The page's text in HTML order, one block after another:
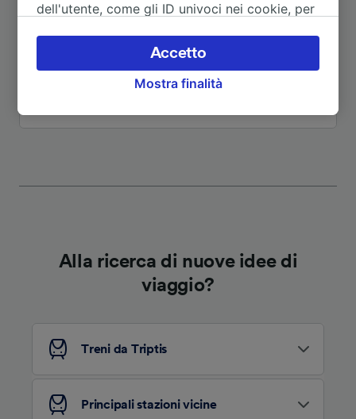
A Erfurt Hbf 1h 34m
Alla ricerca di nuove idee di
viaggio?
Treni da Triptis
Principali stazioni vicine
dell'utente, come gli ID univoci nei cookie, per
accettare o gestire le proprie scelte facendo
clic di seguito, tra cui il proprio diritto di
opporsi sulla base di un interesse legittimo o
Noi e i nostri partner trattiamo i dati per
fornire:
Utilizzare dati di geolocalizzazione precisi.
accedervi. Pubblicità e contenuti
dei contenuti e degli annunci, ricerche sul
pubblico, sviluppo di servizi.
Mostra finalità
Accetto